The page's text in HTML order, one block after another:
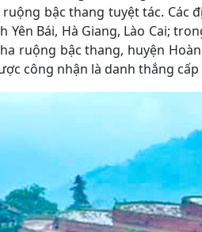
bậc thang tuyệt tác. Các
Bái, Hà Giang, Lào Cai;
ruộng bậc thang, huyện
công nhận là danh thắng